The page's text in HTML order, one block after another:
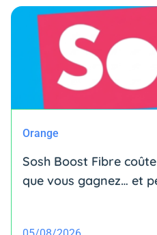
Orange
Sosh Boost Fibre
que vous gagnez… et